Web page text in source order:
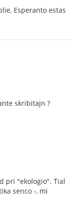
Esperanto estas
skribitajn ?
pri "ekologio". Tial
senco -, mi